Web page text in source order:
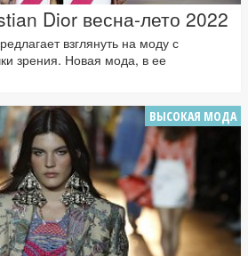
Dior весна-лето 2022
взглянуть на моду с
зрения. Новая мода, в ее
ВЫСОКАЯ МОДА